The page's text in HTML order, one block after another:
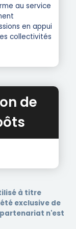
au service
en appui
collectivités
de
à titre
exclusive de
n'est